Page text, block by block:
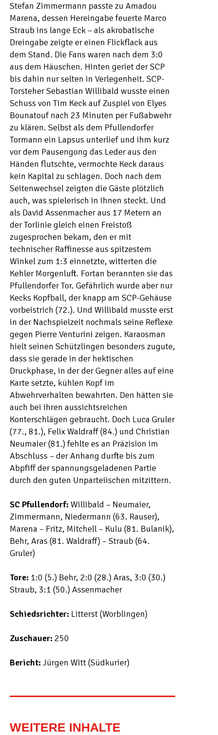
Stefan Zimmermann passte zu Amadou
Marena, dessen Hereingabe feuerte Marco
Straub ins lange Eck – als akrobatische
Dreingabe zeigte er einen Flickflack aus
dem Stand. Die Fans waren nach dem 3:0
aus dem Häuschen. Hinten geriet der SCP
bis dahin nur selten in Verlegenheit. SCP-
Torsteher Sebastian Willibald wusste einen
Schuss von Tim Keck auf Zuspiel von Elyes
Bounatouf nach 23 Minuten per Fußabwehr
zu klären. Selbst als dem Pfullendorfer
Tormann ein Lapsus unterlief und ihm kurz
vor dem Pausengong das Leder aus den
Händen flutschte, vermochte Keck daraus
kein Kapital zu schlagen. Doch nach dem
Seitenwechsel zeigten die Gäste plötzlich
auch, was spielerisch in ihnen steckt. Und
als David Assenmacher aus 17 Metern an
der Torlinie gleich einen Freistoß
zugesprochen bekam, den er mit
technischer Raffinesse aus spitzestem
Winkel zum 1:3 einnetzte, witterten die
Kehler Morgenluft. Fortan berannten sie das
Pfullendorfer Tor. Gefährlich wurde aber nur
Kecks Kopfball, der knapp am SCP-Gehäuse
vorbeistrich (72.). Und Willibald musste erst
in der Nachspielzeit nochmals seine Reflexe
gegen Pierre Venturini zeigen. Karaosman
hielt seinen Schützlingen besonders zugute,
dass sie gerade in der hektischen
Druckphase, in der der Gegner alles auf eine
Karte setzte, kühlen Kopf im
Abwehrverhalten bewahrten. Den hätten sie
auch bei ihren aussichtsreichen
Konterschlägen gebraucht. Doch Luca Gruler
(77., 81.), Felix Waldraff (84.) und Christian
Neumaier (81.) fehlte es an Präzision im
Abschluss – der Anhang durfte bis zum
Abpfiff der spannungsgeladenen Partie
durch den guten Unparteiischen mitzittern.
SC Pfullendorf: Willibald – Neumaier,
Zimmermann, Niedermann (63. Rauser),
Marena – Fritz, Mitchell – Kulu (81. Bulanik),
Behr, Aras (81. Waldraff) – Straub (64.
Gruler)
Tore: 1:0 (5.) Behr, 2:0 (28.) Aras, 3:0 (30.)
Straub, 3:1 (50.) Assenmacher
Schiedsrichter: Litterst (Worblingen)
Zuschauer: 250
Bericht: Jürgen Witt (Südkurier)
WEITERE INHALTE